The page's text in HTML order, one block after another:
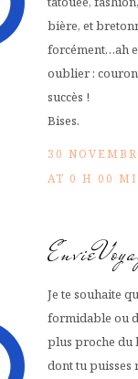
bière, et
forcément…ah
oublier :
succès !
Bises.
30
AT 0 H 00
Je te souhaite
formidable ou
plus proche du
dont tu puisses